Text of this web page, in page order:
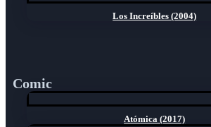
Los Increíbles (2004)
Comic
Atómica (2017)